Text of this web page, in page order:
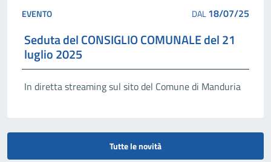
EVENTO DAL18/07/25
Seduta del CONSIGLIO COMUNALE del 21
luglio 2025
In diretta streaming sul sito del Comune di Manduria
Tutte le novità